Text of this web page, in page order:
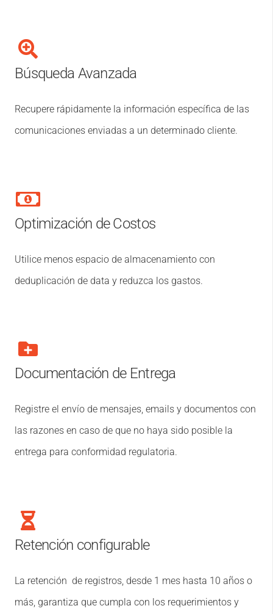
Búsqueda Avanzada
Recupere rápidamente la información específica de las
comunicaciones enviadas a un determinado cliente.
Optimización de Costos
Utilice menos espacio de almacenamiento con
deduplicación de data y reduzca los gastos.
Documentación de Entrega
Registre el envío de mensajes, emails y documentos con
las razones en caso de que no haya sido posible la
entrega para conformidad regulatoria.
Retención configurable
La retención de registros, desde 1 mes hasta 10 años o
más, garantiza que cumpla con los requerimientos y